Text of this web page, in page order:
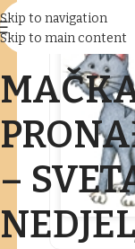
Skip to navigation
Skip to main content
–